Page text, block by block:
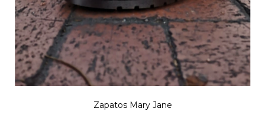
Zapatos Mary Jane